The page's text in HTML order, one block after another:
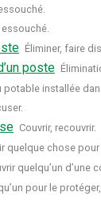
Éliminer, faire
poste
potable installée
Couvrir, recouvrir.
quelque chose
quelqu’un d’une
pour le